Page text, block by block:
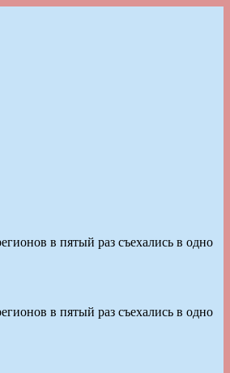
в пятый раз съехались в одно
в пятый раз съехались в одно